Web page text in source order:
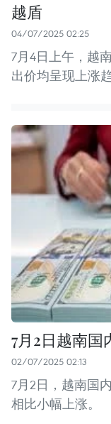
越盾
04/07/2025 02:25
7月4日上午，越
出价均呈现上涨趋
7月2日越南国
02/07/2025 02:13
7月2日，越南国
相比小幅上涨。